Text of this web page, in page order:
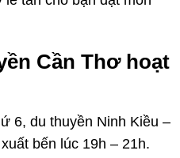
Cần Thơ hoạt
6, du thuyền Ninh Kiều –
bến lúc 19h – 21h.